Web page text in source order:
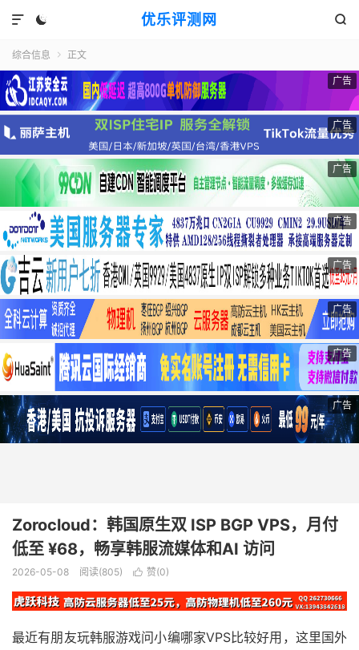
优乐评测网
 

综合信息  正文
广告
广告
广告
广告
广告
广告
广告
广告
Zorocloud：韩国原生双 ISP BGP VPS，月付
低至 ¥68，畅享韩服流媒体和AI 访问
2026-05-08 阅读(805)  赞(0)
最近有朋友玩韩服游戏问小编哪家VPS比较好用，这里国外